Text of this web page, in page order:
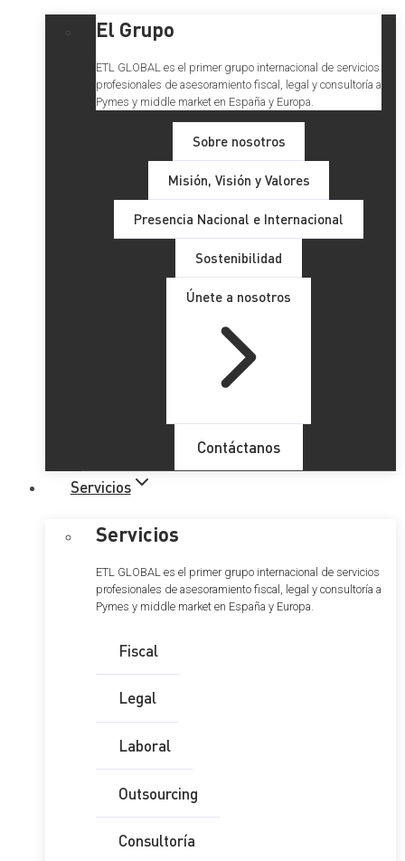
El Grupo
ETL GLOBAL es el primer grupo internacional de servicios
profesionales de asesoramiento fiscal, legal y consultoría a
Pymes y middle market en España y Europa.
Sobre nosotros
Misión, Visión y Valores
Presencia Nacional e Internacional
Sostenibilidad
Únete a nosotros
Contáctanos
Servicios
Servicios
ETL GLOBAL es el primer grupo internacional de servicios
profesionales de asesoramiento fiscal, legal y consultoría a
Pymes y middle market en España y Europa.
Fiscal
Legal
Laboral
Outsourcing
Consultoría